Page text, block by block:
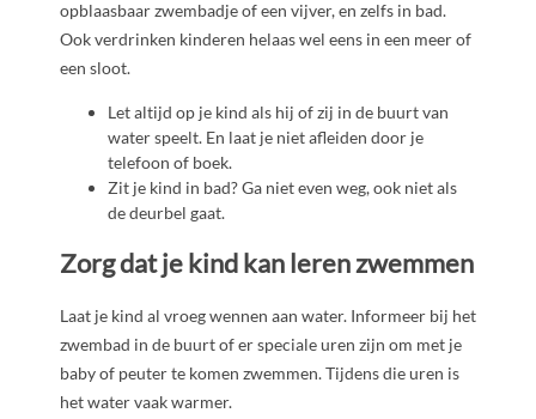
opblaasbaar zwembadje of een vijver, en zelfs in bad.
Ook verdrinken kinderen helaas wel eens in een meer of
een sloot.
Let altijd op je kind als hij of zij in de buurt van
water speelt. En laat je niet afleiden door je
telefoon of boek.
Zit je kind in bad? Ga niet even weg, ook niet als
de deurbel gaat.
Zorg dat je kind kan leren zwemmen
Laat je kind al vroeg wennen aan water. Informeer bij het
zwembad in de buurt of er speciale uren zijn om met je
baby of peuter te komen zwemmen. Tijdens die uren is
het water vaak warmer.